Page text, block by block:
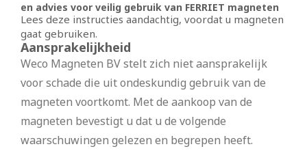
en advies voor veilig gebruik van FERRIET magneten
Lees deze instructies aandachtig, voordat u magneten
gaat gebruiken.
Aansprakelijkheid
Weco Magneten BV stelt zich niet aansprakelijk
voor schade die uit ondeskundig gebruik van de
magneten voortkomt. Met de aankoop van de
magneten bevestigt u dat u de volgende
waarschuwingen gelezen en begrepen heeft.